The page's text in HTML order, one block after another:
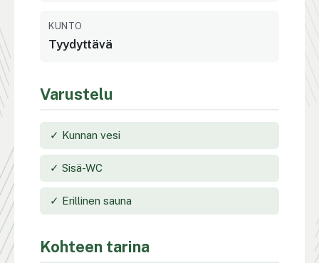
KUNTO
Tyydyttävä
Varustelu
✓ Kunnan vesi
✓ Sisä-WC
✓ Erillinen sauna
Kohteen tarina